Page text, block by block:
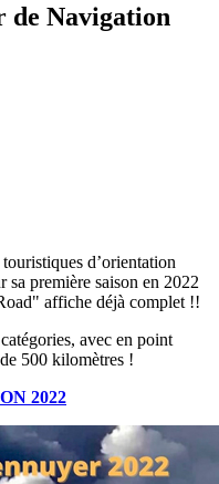
de Navigation
d’orientation
première saison en 2022
affiche déjà complet !!
avec en point
500 kilomètres !
2022